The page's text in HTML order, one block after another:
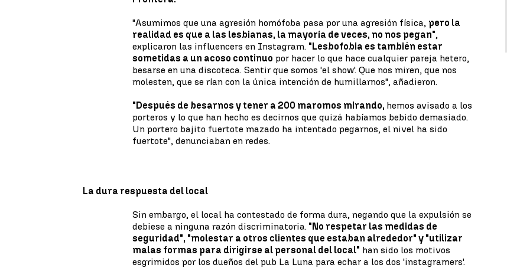
"Asumimos que una agresión homófoba pasa por una agresión física, pero la
realidad es que a las lesbianas, la mayoría de veces, no nos pegan",
explicaron las influencers en Instagram. "Lesbofobia es también estar
sometidas a un acoso continuo por hacer lo que hace cualquier pareja hetero,
besarse en una discoteca. Sentir que somos 'el show'. Que nos miren, que nos
molesten, que se rían con la única intención de humillarnos", añadieron.
"Después de besarnos y tener a 200 maromos mirando, hemos avisado a los
porteros y lo que han hecho es decirnos que quizá habíamos bebido demasiado.
Un portero bajito fuertote mazado ha intentado pegarnos, el nivel ha sido
fuertote", denunciaban en redes.
La dura respuesta del local
Sin embargo, el local ha contestado de forma dura, negando que la expulsión se
debiese a ninguna razón discriminatoria. "No respetar las medidas de
seguridad", "molestar a otros clientes que estaban alrededor" y "utilizar
malas formas para dirigirse al personal del local" han sido los motivos
esgrimidos por los dueños del pub La Luna para echar a los dos 'instagramers'.